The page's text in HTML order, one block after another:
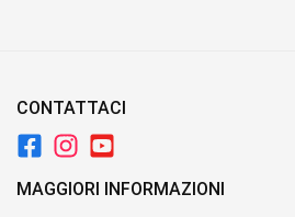
CONTATTACI
MAGGIORI INFORMAZIONI